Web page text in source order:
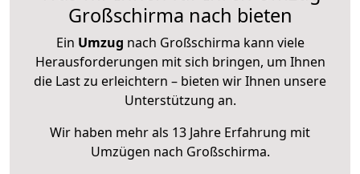
Großschirma nach bieten
Ein Umzug nach Großschirma kann viele
Herausforderungen mit sich bringen, um Ihnen
die Last zu erleichtern – bieten wir Ihnen unsere
Unterstützung an.
Wir haben mehr als 13 Jahre Erfahrung mit
Umzügen nach Großschirma.